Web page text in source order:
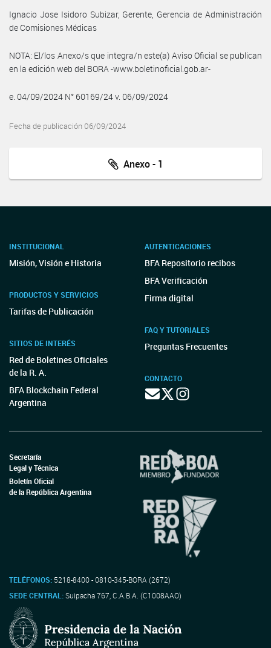
Ignacio Jose Isidoro Subizar, Gerente, Gerencia de Administración
de Comisiones Médicas
NOTA: El/los Anexo/s que integra/n este(a) Aviso Oficial se publican
en la edición web del BORA -www.boletinoficial.gob.ar-
e. 04/09/2024 N° 60169/24 v. 06/09/2024
Fecha de publicación 06/09/2024
Anexo - 1
INSTITUCIONAL
Misión, Visión e Historia
PRODUCTOS Y SERVICIOS
Tarifas de Publicación
SITIOS DE INTERÉS
Red de Boletines Oficiales
de la R. A.
BFA Blockchain Federal
Argentina
AUTENTICACIONES
BFA Repositorio recibos
BFA Verificación
Firma digital
FAQ Y TUTORIALES
Preguntas Frecuentes
CONTACTO
Secretaría
Legal y Técnica
Boletín Oficial
de la República Argentina
TELÉFONOS: 5218-8400 - 0810-345-BORA (2672)
SEDE CENTRAL:Suipacha 767, C.A.B.A. (C1008AAO)